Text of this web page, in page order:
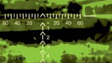
bezpośredniego całkowania
empirycznych wybrano i
Muraoure'a wyznaczania strat ciepła